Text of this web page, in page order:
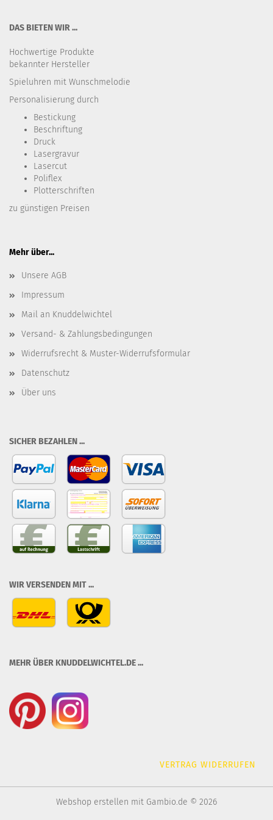
DAS BIETEN WIR ...
Hochwertige Produkte
bekannter Hersteller
Spieluhren mit Wunschmelodie
Personalisierung durch
Bestickung​
Beschriftung
Druck
Lasergravur
Lasercut
Poliflex
Plotterschriften
zu günstigen Preisen
Mehr über...
Unsere AGB
Impressum
Mail an Knuddelwichtel
Versand- & Zahlungsbedingungen
Widerrufsrecht & Muster-Widerrufsformular
Datenschutz
Über uns
SICHER BEZAHLEN ...
WIR VERSENDEN MIT ...
MEHR ÜBER KNUDDELWICHTEL.DE ...
VERTRAG WIDERRUFEN
Webshop erstellen mit Gambio.de © 2026